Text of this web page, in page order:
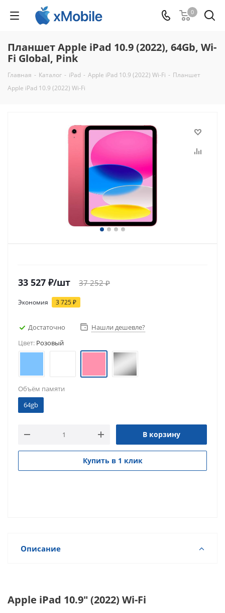
0
Планшет Apple iPad 10.9 (2022), 64Gb, Wi-
Fi Global, Pink
Главная - Каталог - iPad - Apple iPad 10.9 (2022) Wi-Fi - Планшет
Apple iPad 10.9 (2022) Wi-Fi
33 527 ₽/шт 37 252₽
Экономия 3 725₽
Достаточно
Нашли дешевле?
Цвет: Розовый
Объём памяти
64gb
В корзину
Купить в 1 клик
Описание
Apple iPad 10.9" (2022) Wi-Fi